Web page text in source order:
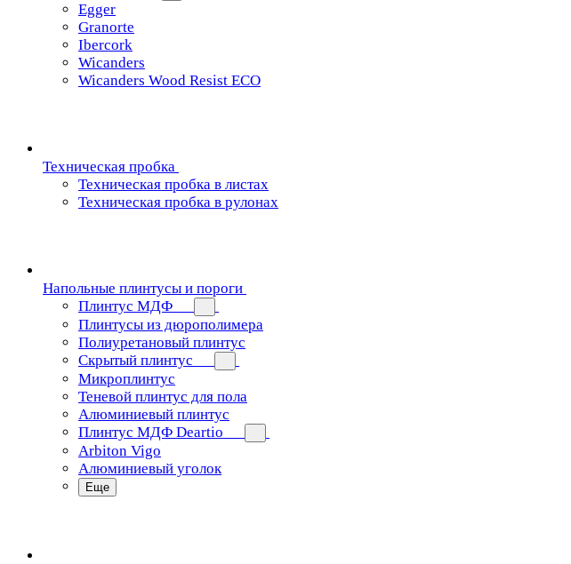
Egger
Granorte
Ibercork
Wicanders
Wicanders Wood Resist ECO
Техническая пробка
Техническая пробка в листах
Техническая пробка в рулонах
Напольные плинтусы и пороги
Плинтус МДФ
Плинтусы из дюрополимера
Полиуретановый плинтус
Скрытый плинтус
Микроплинтус
Теневой плинтус для пола
Алюминиевый плинтус
Плинтус МДФ Deartio
Arbiton Vigo
Алюминиевый уголок
Еще